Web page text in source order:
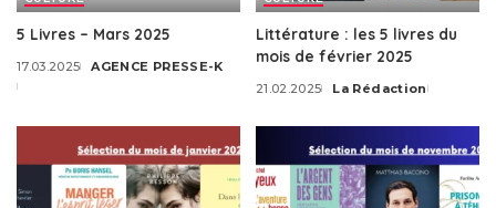
5 Livres – Mars 2025
17.03.2025
Posted
AGENCE PRESSE-K
Littérature : les 5 livres du
mois de février 2025
21.02.2025
Posted
La Rédaction